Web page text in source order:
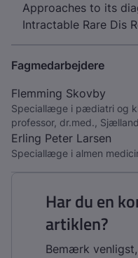
Approaches to its
Intractable Rare Dis
Fagmedarbejdere
Flemming Skovby
Speciallæge i pædiatri og
professor, dr.med.,
Erling Peter Larsen
Speciallæge i almen
Har du en
artiklen?
Bemærk